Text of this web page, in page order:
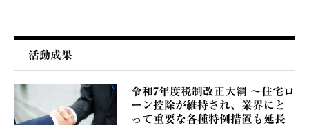
活動成果
令和7年度税制改正大綱 ～住宅ロ
ーン控除が維持され、業界にと
って重要な各種特例措置も延長